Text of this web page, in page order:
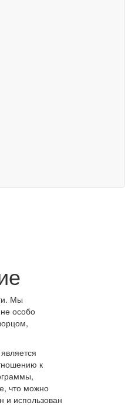
Мы
особо
к
что можно
и использован